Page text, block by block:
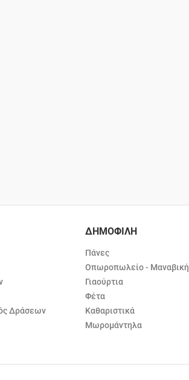
Δράσεων
ΔΗΜΟΦΙΛΗ
Πάνες
Οπωροπωλείο - Μαναβική
Γιαούρτια
Φέτα
Καθαριστικά
Μωρομάντηλα